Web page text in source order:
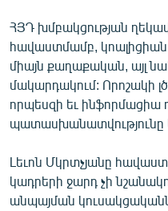
ՀՅԴ խմբակցության
հավաստմամբ, կոալիցիան
միայն քաղաքական, այլ
մակարդակում: Որոշակի
որպեսզի եւ ինֆորմացիա
պատասխանատվությունը
Լեւոն Մկրտչյանը
կադրերի ջարդ չի
անպայման